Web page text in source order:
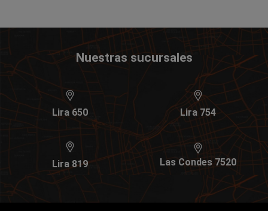
Nuestras sucursales
Lira 650 Lira 754
Lira 819 Las Condes 7520